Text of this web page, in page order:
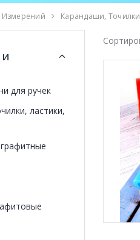
Карандаши,
И
для ручек
ластики,